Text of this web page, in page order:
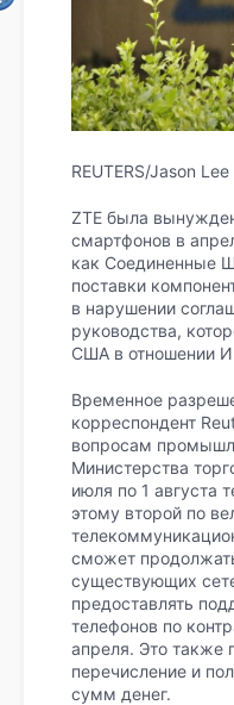
REUTERS/Jason Lee
ZTE была
смартфонов в
как Соединенные
поставки
в нарушении
руководства,
США в отношении
Временное
корреспондент
вопросам
Министерства
июля по 1 августа
этому второй по
сможет
существующих
предоставлять
телефонов по
апреля. Это также
перечисление и
сумм денег.